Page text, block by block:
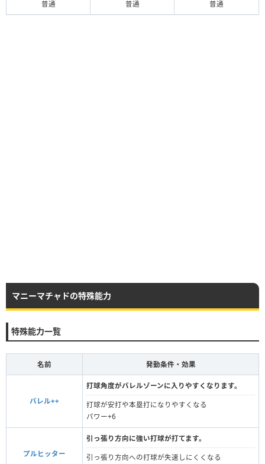
普通 普通 普通
マニーマチャドの特殊能力
特殊能力一覧
名前 発動条件・効果
バレル++
打球角度がバレルゾーンに入りやすくなります。
打球が安打や本塁打になりやすくなる
パワー+6
プルヒッター
引っ張り方向に強い打球が打てます。
引っ張り方向への打球が失速しにくくなる